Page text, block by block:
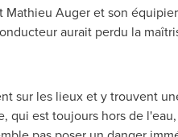
Mathieu Augeret son
aurait perdu la
sur les lieux et y trouvent
qui est toujours hors de